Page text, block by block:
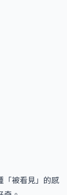
「被看見」的感